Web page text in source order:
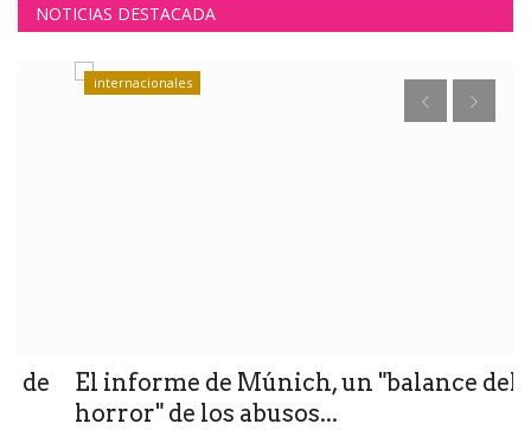
NOTICIAS DESTACADA
internacionales
El informe de Múnich, un "balance del
horror" de los abusos...